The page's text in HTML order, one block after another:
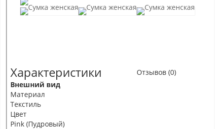
Характеристики
Отзывов (0)
Внешний вид
Материал
Текстиль
Цвет
Pink (Пудровый)